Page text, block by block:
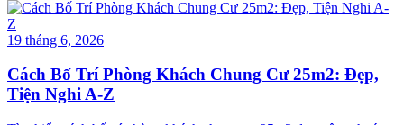
19 tháng 6, 2026
Cách Bố Trí Phòng Khách Chung Cư 25m2: Đẹp,
Tiện Nghi A-Z